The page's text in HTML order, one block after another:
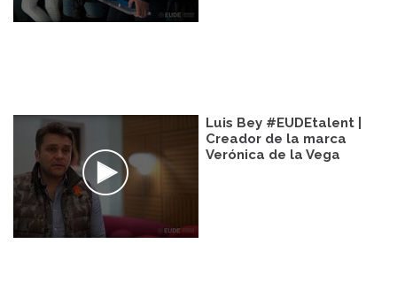
Luis Bey #EUDEtalent |
Creador de la marca
Verónica de la Vega